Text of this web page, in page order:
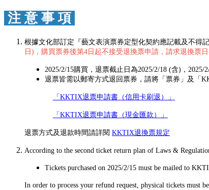
注 意 事 項
根據文化部訂定『藝文表演票券定型化契約應記載及不得
日)，購買票券後第4日起不接受退換票申請，請求退換票
2025/2/15購買，退票截止日為2025/2/18 (含)，
退票皆需以郵寄方式退回票券，請將「票券」及「
「KKTIX退票申請書（信用卡刷退）」
「KKTIX退票申請書（現金匯款）」
退票方式及退款時間請詳閱 KKTIX退換票規定
According to the second ticket return plan of Laws &
Tickets purchased on 2025/2/15 must be mailed to
In order to process your refund request, physical tickets must